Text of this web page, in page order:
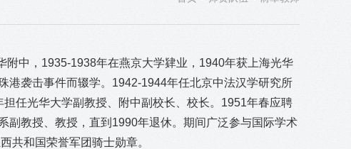
中，1935-1938年在燕京大学肄业，1940年获上海光华
港袭击事件而辍学。1942-1944年任北京中法汉学研究所
任光华大学副教授、附中副校长、校长。1951年春应聘
副教授、教授，直到1990年退休。期间广泛参与国际学术
共和国荣誉军团骑士勋章。